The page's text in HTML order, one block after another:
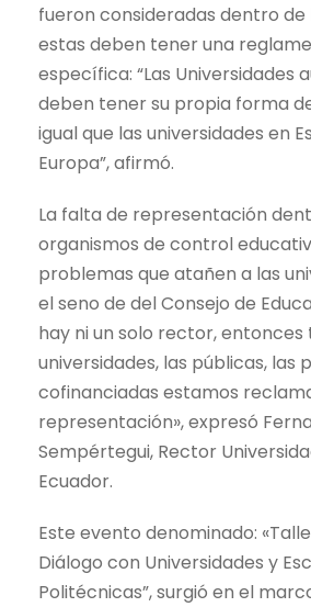
fueron consideradas dentro de
estas deben tener una
específica: “Las Universidades
deben tener su propia forma
igual que las universidades en
Europa”, afirmó.
La falta de representación
organismos de control
problemas que atañen a las
el seno de del Consejo de
hay ni un solo rector, entonces
universidades, las públicas, las
cofinanciadas estamos
representación», expresó
Sempértegui, Rector
Ecuador.
Este evento denominado:
Diálogo con Universidades y
Politécnicas”, surgió en el